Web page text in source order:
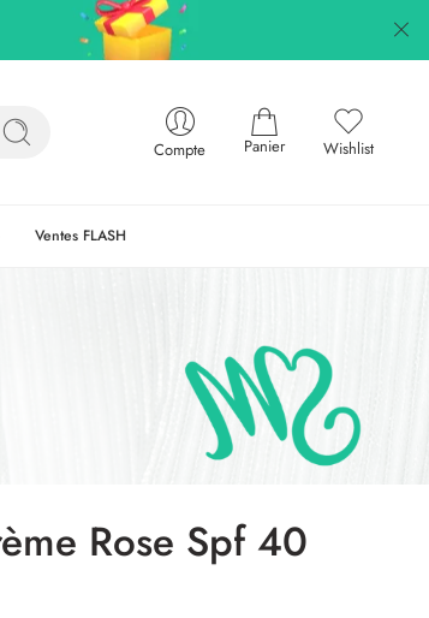
Compte Panier Wishlist
Ventes FLASH
Rose Spf 40